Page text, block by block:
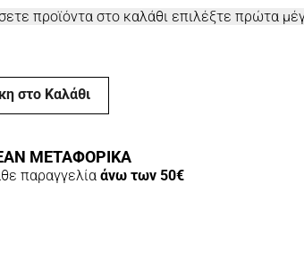
προϊόντα στο καλάθι επιλέξτε πρώτα
στο Καλάθι
ΜΕΤΑΦΟΡΙΚΑ
παραγγελία άνω των 50€